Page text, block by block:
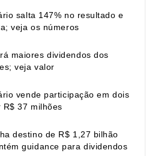
salta 147% no resultado e
veja os números
maiores dividendos dos
veja valor
vende participação em dois
R$ 37 milhões
destino de R$ 1,27 bilhão
guidance para dividendos